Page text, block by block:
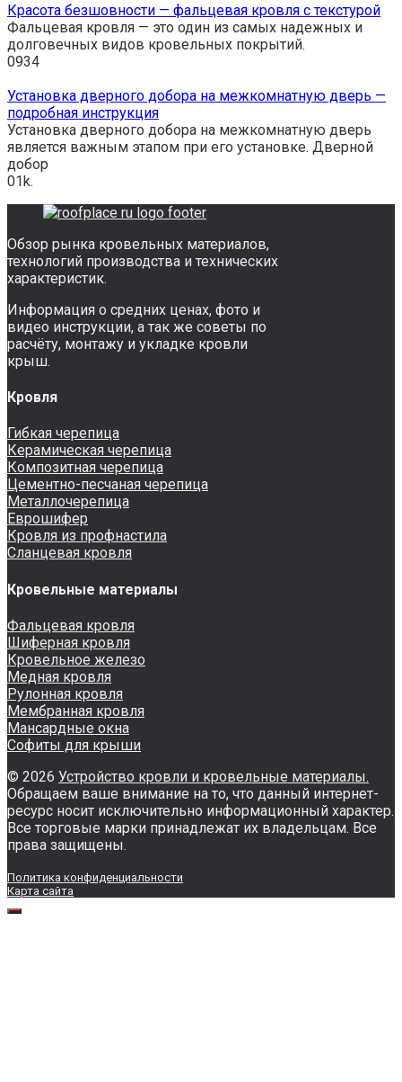
Красота безшовности — фальцевая кровля с текстурой
Фальцевая кровля — это один из самых надежных и
долговечных видов кровельных покрытий.
0934
Установка дверного добора на межкомнатную дверь —
подробная инструкция
Установка дверного добора на межкомнатную дверь
является важным этапом при его установке. Дверной
добор
01k.
Обзор рынка кровельных материалов,
технологий производства и технических
характеристик.
Информация о средних ценах, фото и
видео инструкции, а так же советы по
расчёту, монтажу и укладке кровли
крыш.
Кровля
Гибкая черепица
Керамическая черепица
Композитная черепица
Цементно-песчаная черепица
Металлочерепица
Еврошифер
Кровля из профнастила
Сланцевая кровля
Кровельные материалы
Фальцевая кровля
Шиферная кровля
Кровельное железо
Медная кровля
Рулонная кровля
Мембранная кровля
Мансардные окна
Софиты для крыши
© 2026 Устройство кровли и кровельные материалы.
Обращаем ваше внимание на то, что данный интернет-
ресурс носит исключительно информационный характер.
Все торговые марки принадлежат их владельцам. Все
права защищены.
Политика конфиденциальности
Карта сайта